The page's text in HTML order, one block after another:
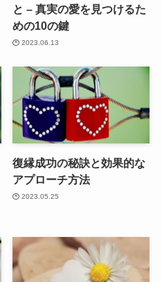
と – 真実の愛を見つけるた
めの10の鍵
2023.06.13
復縁成功の秘訣と効果的な
アプローチ方法
2023.05.25